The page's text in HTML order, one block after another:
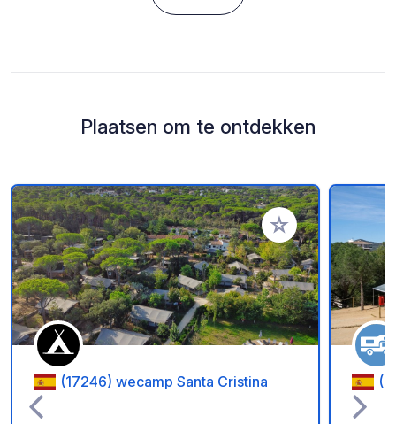
Plaatsen om te ontdekken
Voeg toe aan je
(17246) wecamp Santa Cristina